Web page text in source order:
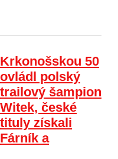
Krkonošskou 50
ovládl polský
trailový šampion
Witek, české
tituly získali
Fárník a